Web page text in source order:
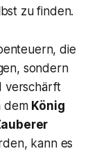
zu finden.
die
sondern
verschärft
dem König
kann es